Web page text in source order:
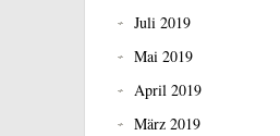
Juli 2019
Mai 2019
April 2019
März 2019